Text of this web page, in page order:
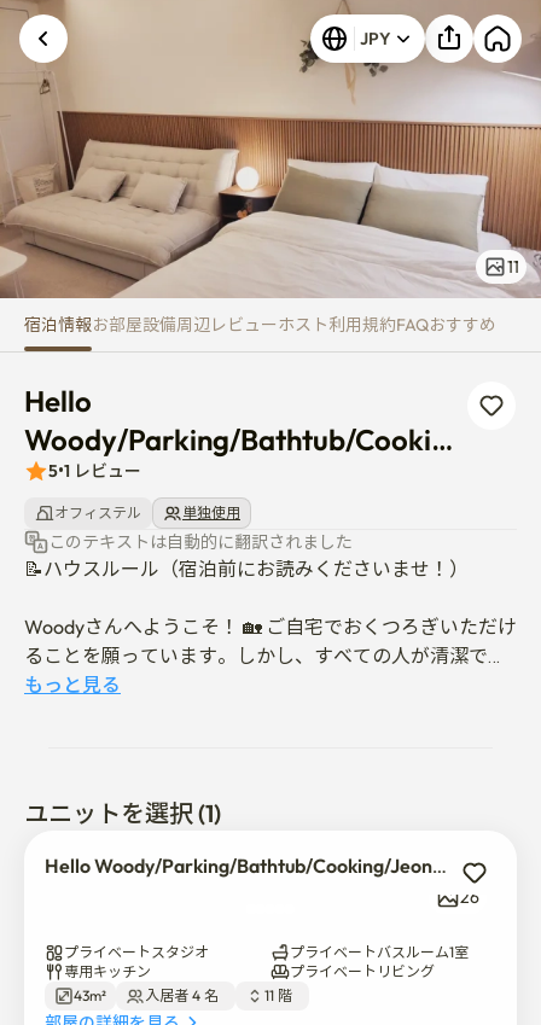
Hello Woody/Parking/
JPY
11
宿泊情報お部屋設備周辺 レビューホスト利用規約FAQおすすめ
Hello
Woody/Parking/Bathtub/Cooking
/night view/Café Street
5•1 レビュー
オフィステル 単独使用
このテキストは自動的に翻訳されました
📝ハウスルール（宿泊前にお読みくださいませ！）
Woodyさんへようこそ！ 🏡 ご自宅でおくつろぎいただけ
ることを願っています。しかし、すべての人が清潔で平
和な滞在を楽しめるようにするために、以下にいくつか
⏰ チェックアウト:午前11時までに（次のゲストのために
適切な清掃ができるように時間通りにお願いします！）
🚭室内·建物内は禁煙です。
🎉パーティー、大音量の音楽、大量飲酒は禁止 - ここは
💥家具、寝具、装飾は大切に扱っていただきますようお
願いいたします。 破損または汚れにより、余分なクリー
ニングまたは交換費用が発生する可能性があります。
もっと見る
ユニットを選択 (1)
Hello Woody/Parking/Bathtub/Cooking/Jeonpo Café Street
26
プライベートスタジオ
プライベートバスルーム1室
専用キッチン
プライベートリビング
43m²
入居者 4 名 11 階